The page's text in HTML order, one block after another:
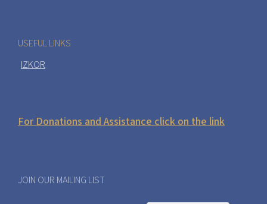
USEFUL LINKS
IZKOR
For Donations and Assistance click on the link
JOIN OUR MAILING LIST